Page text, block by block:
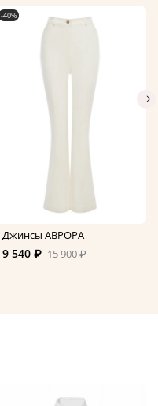
-40%
Джинсы АВРОРА
9 540 ₽ 15 900 ₽